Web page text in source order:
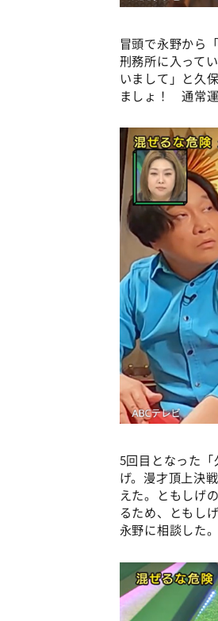
冒頭で永野から
刑務所に入って
いまして」と久
ましょ！ 通常運
5回目となった
げ。漫才頂上決
えた。ともしげ
るため、ともし
永野に相談した。